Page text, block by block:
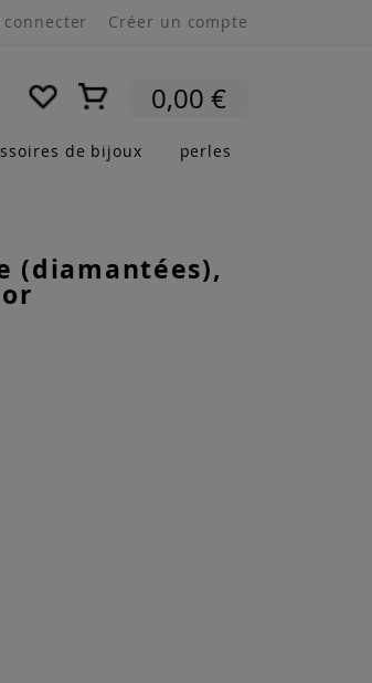
connecter Créer un compte
Mon panier0,00 €
de bijoux perles
(diamantées),